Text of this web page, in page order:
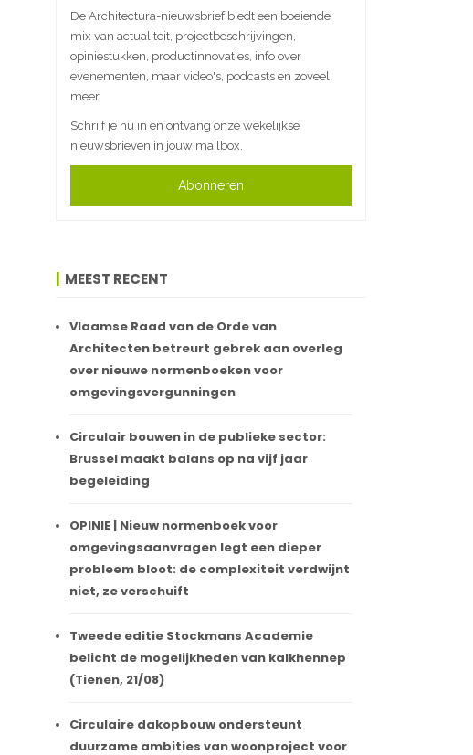
De Architectura-nieuwsbrief biedt een boeiende
mix van actualiteit, projectbeschrijvingen,
opiniestukken, productinnovaties, info over
evenementen, maar video's, podcasts en zoveel
meer.
Schrijf je nu in en ontvang onze wekelijkse
nieuwsbrieven in jouw mailbox.
Abonneren
MEEST RECENT
Vlaamse Raad van de Orde van
Architecten betreurt gebrek aan overleg
over nieuwe normenboeken voor
omgevingsvergunningen
Circulair bouwen in de publieke sector:
Brussel maakt balans op na vijf jaar
begeleiding
OPINIE | Nieuw normenboek voor
omgevingsaanvragen legt een dieper
probleem bloot: de complexiteit verdwijnt
niet, ze verschuift
Tweede editie Stockmans Academie
belicht de mogelijkheden van kalkhennep
(Tienen, 21/08)
Circulaire dakopbouw ondersteunt
duurzame ambities van woonproject voor